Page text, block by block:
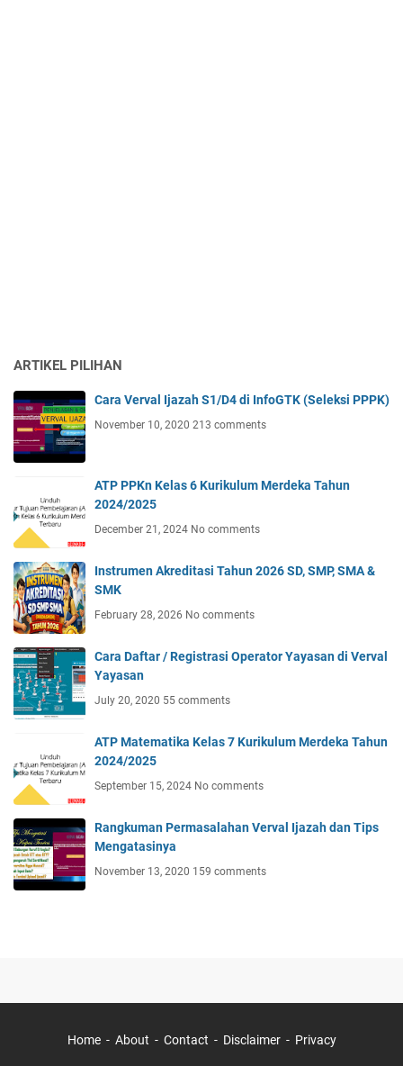
ARTIKEL PILIHAN
Cara Verval Ijazah S1/D4 di InfoGTK (Seleksi PPPK)
November 10, 2020 213 comments
ATP PPKn Kelas 6 Kurikulum Merdeka Tahun
2024/2025
December 21, 2024 No comments
Instrumen Akreditasi Tahun 2026 SD, SMP, SMA &
SMK
February 28, 2026 No comments
Cara Daftar / Registrasi Operator Yayasan di Verval
Yayasan
July 20, 2020 55 comments
ATP Matematika Kelas 7 Kurikulum Merdeka Tahun
2024/2025
September 15, 2024 No comments
Rangkuman Permasalahan Verval Ijazah dan Tips
Mengatasinya
November 13, 2020 159 comments
Home About Contact Disclaimer Privacy